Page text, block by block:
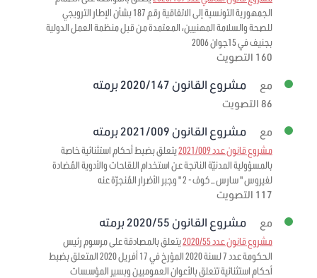
الجمهورية التونسية إلى الاتفاقية رقم 187 بشأن الإطار الترويجي
للصحة والسلامة المهنيين، المعتمدة من قبل منظمة العمل الدولية
بجنيف في 15جوان 2006
160 التصويت
مع مشروع القانون 2020/147 برمته
86 التصويت
مع مشروع القانون 2021/009 برمته
مشروع قانون عدد 2021/009
يتعلق بضبط أحكام استثنائية خاصة
بالمسؤولية المدنيّة الناتجة عن استخدام اللقاحات والأدوية المُضادة
لفيروس " سارس – كوف - 2 " وجبر الأضرار المُنجرّة عنه
117 التصويت
مع مشروع القانون 2020/55 برمته
مشروع قانون عدد 2020/55
يتعلق بالمصادقة على مرسوم رئيس
الحكومة عدد 7 لسنة 2020 المؤرخ في 17 أفريل 2020 المتعلق بضبط
أحكام استثنائية تتعلق بالأعوان العموميين وبسير المؤسسات